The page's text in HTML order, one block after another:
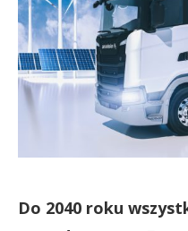
Do 2040 roku